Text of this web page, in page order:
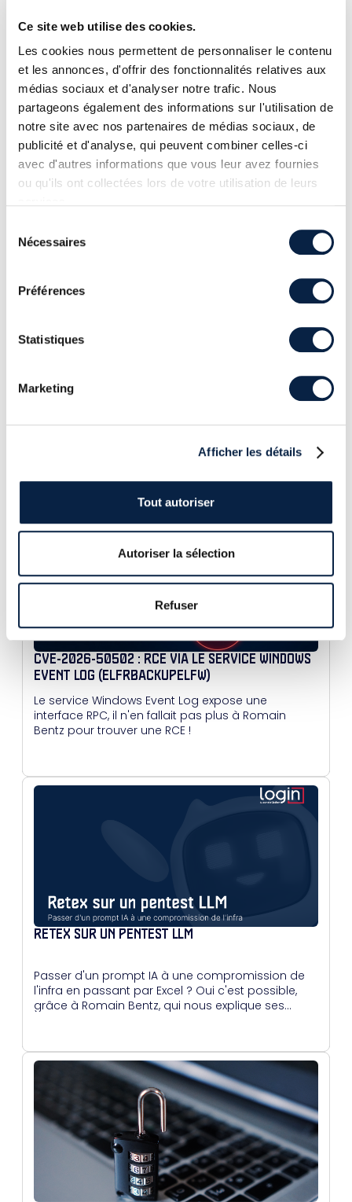
Ce site web utilise des cookies.
Les cookies nous permettent de personnaliser le contenu
et les annonces, d'offrir des fonctionnalités relatives aux
médias sociaux et d'analyser notre trafic. Nous
partageons également des informations sur l'utilisation de
notre site avec nos partenaires de médias sociaux, de
publicité et d'analyse, qui peuvent combiner celles-ci
avec d'autres informations que vous leur avez fournies
ou qu'ils ont collectées lors de votre utilisation de leurs
Nécessaires
Préférences
Statistiques
Marketing
Afficher les détails
Tout autoriser
Autoriser la sélection
Refuser
Login Sécurité
CVE-2026-50502 : RCE VIA LE SERVICE WINDOWS
EVENT LOG (ELFRBACKUPELFW)
Le service Windows Event Log expose une
interface RPC, il n'en fallait pas plus à Romain
Bentz pour trouver une RCE !
RETEX SUR UN PENTEST LLM
Passer d'un prompt IA à une compromission de
l'infra en passant par Excel ? Oui c'est possible,
grâce à Romain Bentz, qui nous explique ses